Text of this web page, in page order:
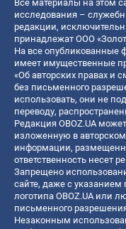
Все материалы на этом
исследования –
редакции,
принадлежат ООО
На все опубликованные
имеет имущественные
«Об авторских правах и
без письменного
использовать, они не
переводу,
Редакция OBOZ.UA
изложенную в
информации,
ответственность несет
Запрещено
сайте, даже с указанием
логотипа OBOZ.UA или
письменного
Незаконным